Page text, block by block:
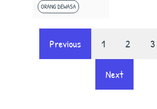
ORANG DEWASA
Previous 1 2 3
Next